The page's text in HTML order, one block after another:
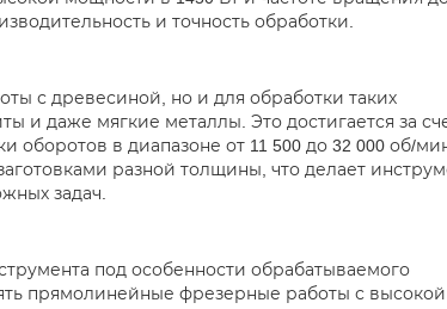
и точность обработки.
с древесиной, но и для обработки таких
и даже мягкие металлы. Это достигается за
в диапазоне от 11 500 до 32 000 об/
разной толщины, что делает
задач.
под особенности обрабатываемого
прямолинейные фрезерные работы с высокой